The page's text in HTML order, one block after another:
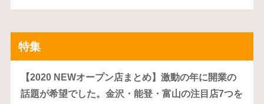
特集
【2020 NEWオープン店まとめ】激動の年に開業の
話題が希望でした。金沢・能登・富山の注目店7つを